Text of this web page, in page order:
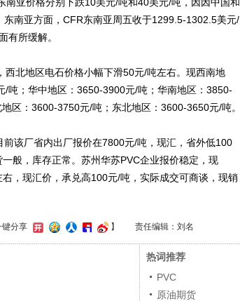
南亚方面，CFR东南亚周五收于1299.5-1302.5美元/
有所缓解。
北地区电石价格小幅下滑50元/吨左右。现西南地
吨；华中地区：3650-3900元/吨；华南地区：3850-
区：3600-3750元/吨；东北地区：3600-3650元/吨。
该厂省内出厂报价在7800元/吨，现汇，省外低100
般，库存正常。苏州华苏PVC企业报价稳定，现
，现汇价，承兑高100元/吨，实际成交可商谈，现销
键分享 】 责任编辑：刘名
热词推荐
PVC
原油期货